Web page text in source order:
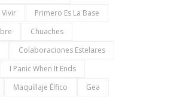
Vivir
Primero Es La Base
Chuaches
Colaboraciones Estelares
I Panic When It Ends
Maquillaje Élfico Gea